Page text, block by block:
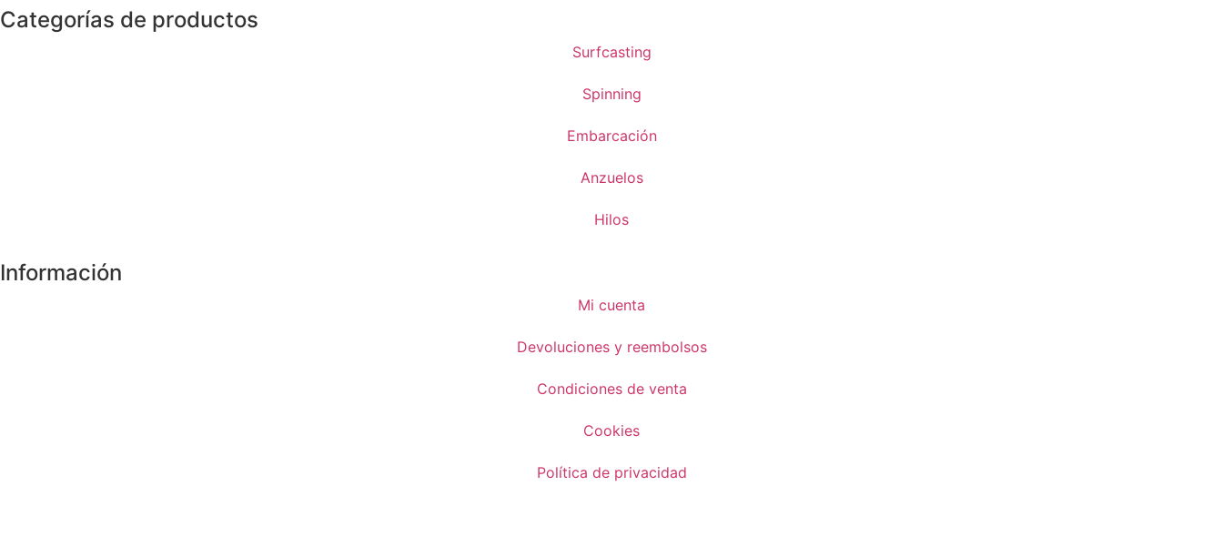
Categorías de productos
Surfcasting
Spinning
Embarcación
Anzuelos
Hilos
Información
Mi cuenta
Devoluciones y reembolsos
Condiciones de venta
Cookies
Política de privacidad